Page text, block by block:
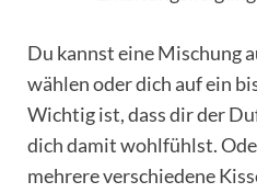
Du kannst eine Mischung
wählen oder dich auf ein
Wichtig ist, dass dir der
dich damit wohlfühlst.
mehrere verschiedene